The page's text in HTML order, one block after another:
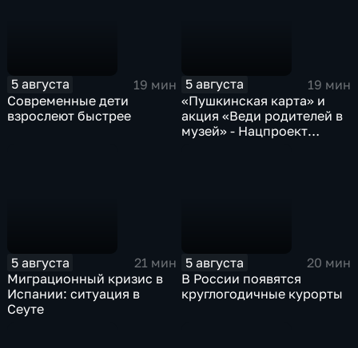
5 августа
19 мин
Современные дети
взрослеют быстрее
5 августа
19 мин
«Пушкинская карта» и
акция «Веди родителей в
музей» - Нацпроект
5 августа
21 мин
Миграционный кризис в
Испании: ситуация в
Сеуте
5 августа
20 мин
В России появятся
круглогодичные курорты